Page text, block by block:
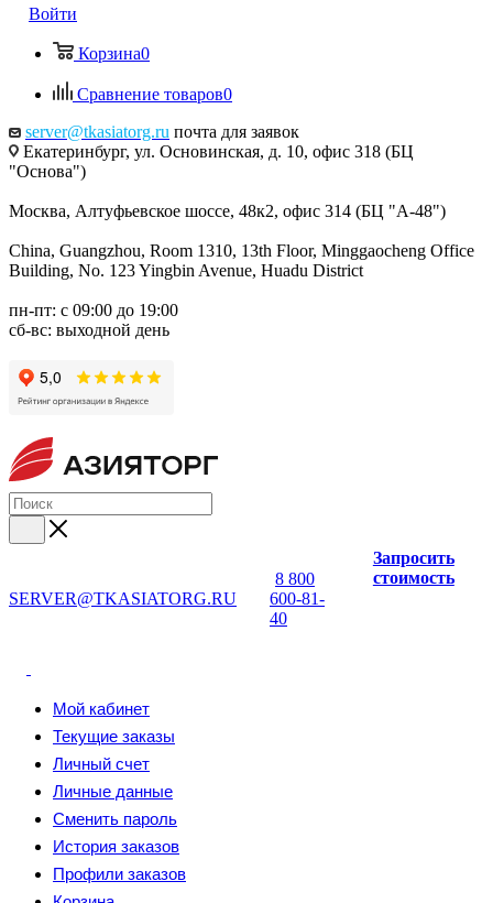
Войти
Корзина0
Сравнение товаров0
server@tkasiatorg.ru почта для заявок
Екатеринбург, ул. Основинская, д. 10, офис 318 (БЦ
"Основа")
Москва, Алтуфьевское шоссе, 48к2, офис 314 (БЦ "А-48")
China, Guangzhou, Room 1310, 13th Floor, Minggaocheng Office
Building, No. 123 Yingbin Avenue, Huadu District
пн-пт: с 09:00 до 19:00
сб-вс: выходной день
SERVER@TKASIATORG.RU
8 800
600-81-
40
Запросить
стоимость
Мой кабинет
Текущие заказы
Личный счет
Личные данные
Сменить пароль
История заказов
Профили заказов